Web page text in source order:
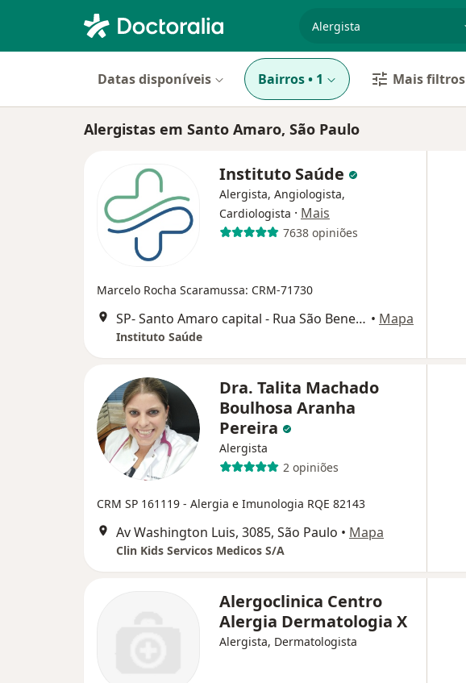
Datas disponíveis Bairros• 1 Mais filtros
Alergistas em Santo Amaro, São Paulo
Instituto Saúde
Alergista, Angiologista,
Cardiologista · Mais
7638 opiniões
Marcelo Rocha Scaramussa: CRM-71730
SP- Santo Amaro capital - Rua São Benedito, 1063, São Paulo • Mapa
Instituto Saúde
Dra. Talita Machado
Boulhosa Aranha
Pereira
Alergista
2 opiniões
CRM SP 161119 - Alergia e Imunologia RQE 82143
Av Washington Luis, 3085, São Paulo • Mapa
Clin Kids Servicos Medicos S/A
Alergoclinica Centro
Alergia Dermatologia X
Alergista, Dermatologista